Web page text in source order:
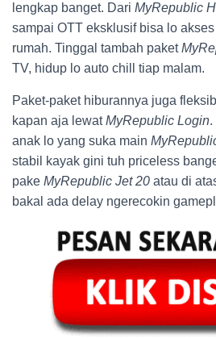
lengkap banget. Dari MyRepublic
sampai OTT eksklusif bisa lo
rumah. Tinggal tambah paket
TV, hidup lo auto chill tiap malam.
Paket-paket hiburannya juga
kapan aja lewatMyRepublic Login.
anak lo yang suka main
stabil kayak gini tuh priceless
pake MyRepublic Jet 20 atau di
bakal ada delay ngerecokin